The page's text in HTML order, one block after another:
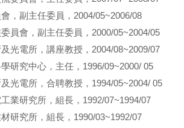
，副主任委員，2004/05~2006/08
員會，副主任委員，2000/05~2004/05
光電所，講座教授，2004/08~2009/07
研究中心，主任，1996/09~2000/ 05
光電所，合聘教授，1994/05~2004/ 05
業研究所，組長，1992/07~1994/07
研究所，組長，1990/03~1992/07